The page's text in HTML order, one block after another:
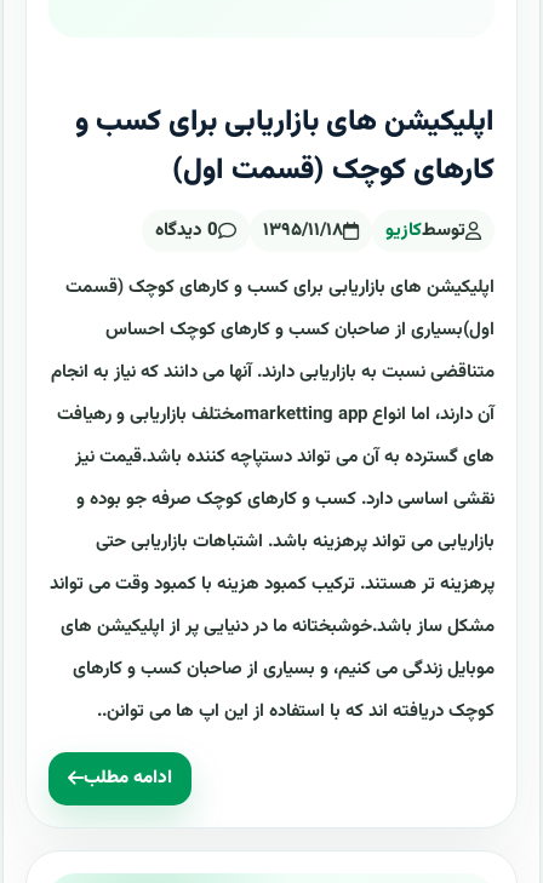
اپلیکیشن های بازاریابی برای کسب و
کارهای کوچک (قسمت اول)
توسطکازیو ۱۳۹۵/۱۱/۱۸ 0 دیدگاه
اپلیکیشن های بازاریابی برای کسب و کارهای کوچک (قسمت
اول)بسیاری از صاحبان کسب و کارهای کوچک احساس
متناقضی نسبت به بازاریابی دارند. آنها می دانند که نیاز به انجام
آن دارند، اما انواع marketting appمختلف بازاریابی و رهیافت
های گسترده به آن می تواند دستپاچه کننده باشد.قیمت نیز
نقشی اساسی دارد. کسب و کارهای کوچک صرفه جو بوده و
بازاریابی می تواند پرهزینه باشد. اشتباهات بازاریابی حتی
پرهزینه تر هستند. ترکیب کمبود هزینه با کمبود وقت می تواند
مشکل ساز باشد.خوشبختانه ما در دنیایی پر از اپلیکیشن های
موبایل زندگی می کنیم، و بسیاری از صاحبان کسب و کارهای
کوچک دریافته اند که با استفاده از این اپ ها می توانن..
ادامه مطلب